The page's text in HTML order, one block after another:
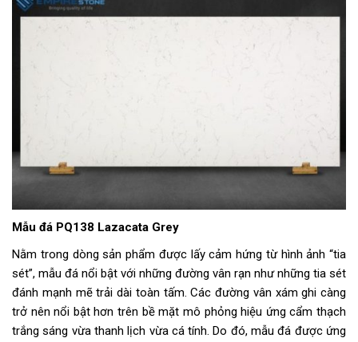
Mẫu đá PQ138 Lazacata Grey
Nằm trong dòng sản phẩm được lấy cảm hứng từ hình ảnh “tia
sét”, mẫu đá nổi bật với những đường vân rạn như những tia sét
đánh mạnh mẽ trải dài toàn tấm. Các đường vân xám ghi càng
trở nên nổi bật hơn trên bề mặt mô phỏng hiệu ứng cẩm thạch
trắng sáng vừa thanh lịch vừa cá tính. Do đó, mẫu đá được ứng